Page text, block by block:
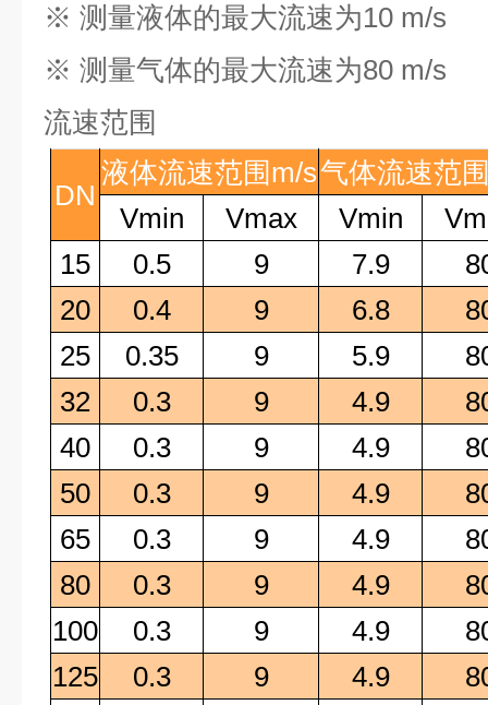
※ 测量液体的最大流速为10 m/s
※ 测量气体的最大流速为80 m/s
流速范围
DN
液体流速范围m/s气体流速范
Vmin Vmax Vmin V
15
0.5 9 7.9
20
0.4 9 6.8
25
0.35 9 5.9
32
0.3 9 4.9
40
0.3 9 4.9
50
0.3 9 4.9
65
0.3 9 4.9
80
0.3 9 4.9
100
0.3 9 4.9
125
0.3 9 4.9